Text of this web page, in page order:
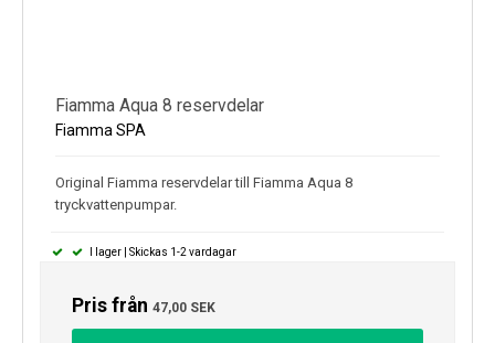
Fiamma Aqua 8 reservdelar
Fiamma SPA
Original Fiamma reservdelar till Fiamma Aqua 8
tryckvattenpumpar.
I lager | Skickas 1-2 vardagar
Pris från 47,00 SEK